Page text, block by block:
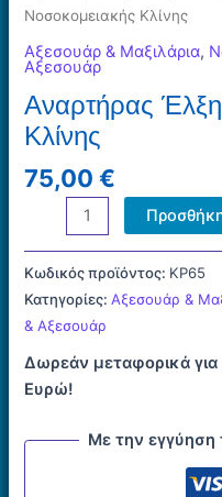
Νοσοκομειακής Κλίνης
Αξεσουάρ & Μαξιλάρια,
Αξεσουάρ
Αναρτήρας
Κλίνης
75,00€
Αναρτήρας
Έλξης
ποσότητα
Κωδικός προϊόντος: ΚΡ65
Κατηγορίες:Αξεσουάρ &
& Αξεσουάρ
Δωρεάν μεταφορικά
Ευρώ!
Με την εγγύηση